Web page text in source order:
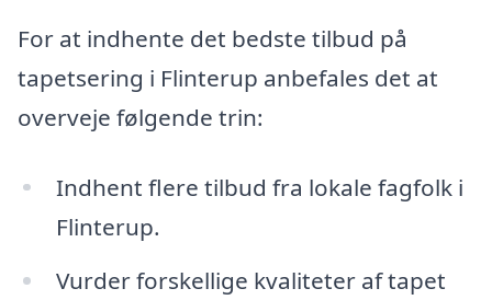
For at indhente det bedste tilbud på
tapetsering i Flinterup anbefales det at
overveje følgende trin:
Indhent flere tilbud fra lokale fagfolk i
Flinterup.
Vurder forskellige kvaliteter af tapet